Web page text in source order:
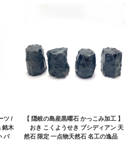
ツ /
銘木
パ
【 隠岐の島産黒曜石 かっこみ加工 】
おき こくようせき ブシディアン 天
然石 限定 一点物天然石 名工の逸品